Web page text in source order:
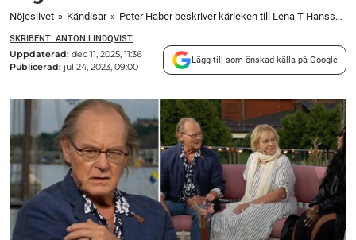
Nöjeslivet » Kändisar » Peter Haber beskriver kärleken till Lena T Hansson – då reagerar gästen i soffan blixtsnabbt: ”Vad säger du?”
SKRIBENT: ANTON LINDQVIST
Uppdaterad: dec 11, 2025, 11:36
Publicerad: jul 24, 2023, 09:00
Lägg till som önskad källa på Google